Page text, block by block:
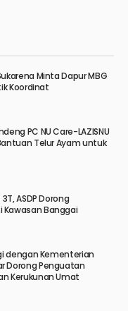
Minta Dapur MBG
Koordinat
PC NU Care-LAZISNU
Telur Ayam untuk
ASDP Dorong
Kawasan Banggai
dengan Kementerian
Dorong Penguatan
Kerukunan Umat